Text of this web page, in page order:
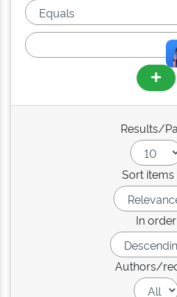
Results/
Sort
In order
Authors/